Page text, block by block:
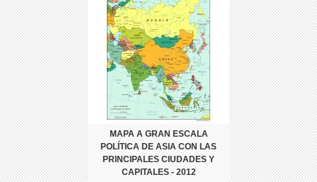
MAPA A GRAN ESCALA
POLÍTICA DE ASIA CON LAS
PRINCIPALES CIUDADES Y
CAPITALES - 2012